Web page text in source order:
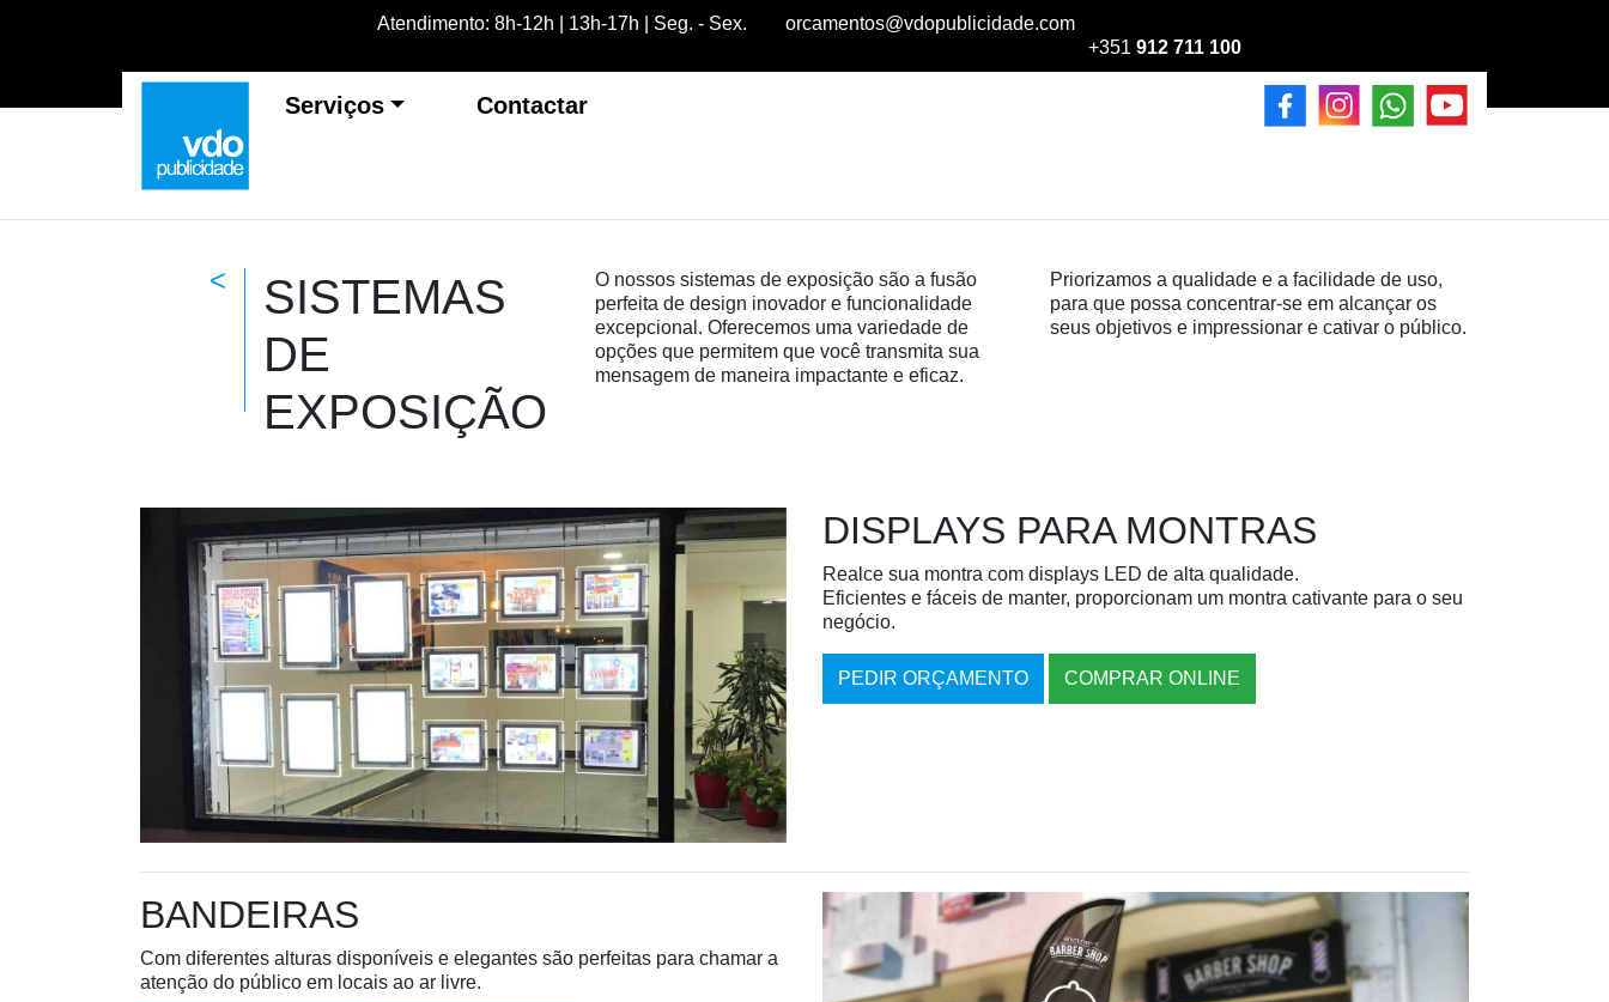
Atendimento: 8h-12h | 13h-17h | Seg. - Sex.
orcamentos@vdopublicidade.com
+351 912 711 100
Serviços Contactar
<
SISTEMAS
DE
EXPOSIÇÃO
O nossos sistemas de exposição são a fusão
perfeita de design inovador e funcionalidade
excepcional. Oferecemos uma variedade de
opções que permitem que você transmita sua
mensagem de maneira impactante e eficaz.
Priorizamos a qualidade e a facilidade de uso,
para que possa concentrar-se em alcançar os
seus objetivos e impressionar e cativar o público.
DISPLAYS PARA MONTRAS
Realce sua montra com displays LED de alta qualidade.
Eficientes e fáceis de manter, proporcionam um montra cativante para o seu
negócio.
PEDIR ORÇAMENTO COMPRAR ONLINE
BANDEIRAS
Com diferentes alturas disponíveis e elegantes são perfeitas para chamar a
atenção do público em locais ao ar livre.